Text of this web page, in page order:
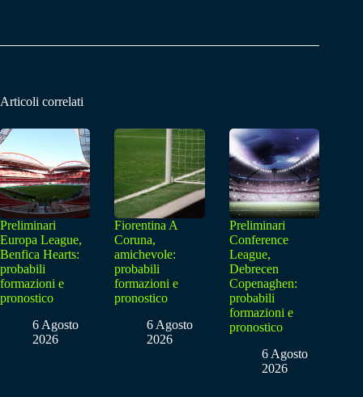
Articoli correlati
Preliminari
Europa League,
Benfica Hearts:
probabili
formazioni e
pronostico
6 Agosto
2026
Fiorentina A
Coruna,
amichevole:
probabili
formazioni e
pronostico
6 Agosto
2026
Preliminari
Conference
League,
Debrecen
Copenaghen:
probabili
formazioni e
pronostico
6 Agosto
2026